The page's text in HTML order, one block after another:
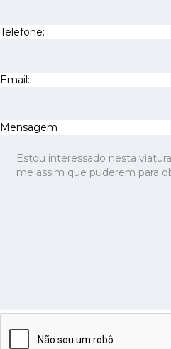
Telefone:
Email:
Mensagem